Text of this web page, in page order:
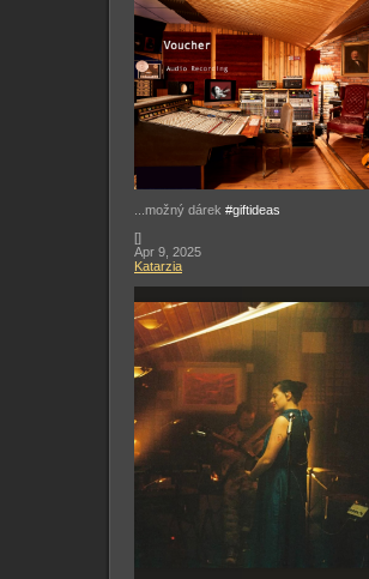
...možný dárek #giftideas
[]
Apr 9, 2025
Katarzia